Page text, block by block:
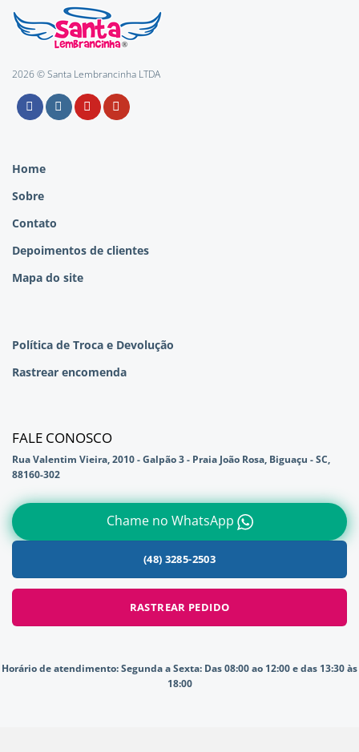
2026 © Santa Lembrancinha LTDA
Home
Sobre
Contato
Depoimentos de clientes
Mapa do site
Política de Troca e Devolução
Rastrear encomenda
FALE CONOSCO
Rua Valentim Vieira, 2010 - Galpão 3 - Praia João Rosa, Biguaçu - SC,
88160-302
Chame no WhatsApp
(48) 3285-2503
RASTREAR PEDIDO
Horário de atendimento:Segunda a Sexta: Das 08:00 ao 12:00 e das 13:30 às
18:00